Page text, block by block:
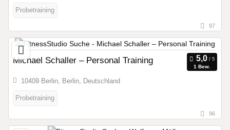
Probetraining
97
Michael Schaller – Personal Training
1 Bew.
10409 Berlin, Berlin, Deutschland
Probetraining
96